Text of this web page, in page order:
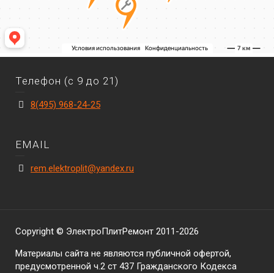
Телефон (с 9 до 21)
8(495) 968-24-25
EMAIL
rem.elektroplit@yandex.ru
Copyright © ЭлектроПлитРемонт 2011-2026
Материалы сайта не являются публичной офертой,
предусмотренной ч.2 ст 437 Гражданского Кодекса